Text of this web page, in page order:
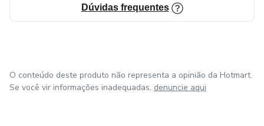
Dúvidas frequentes
O conteúdo deste produto não representa a opinião da Hotmart.
Se você vir informações inadequadas, denuncie aqui